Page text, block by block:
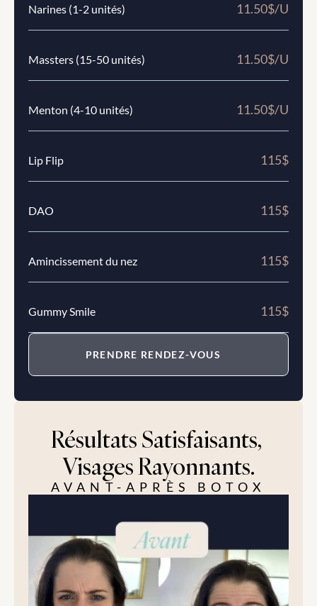
Narines (1-2 unités) 11.50$/U
Massters (15-50 unités) 11.50$/U
Menton (4-10 unités) 11.50$/U
Lip Flip 115$
DAO 115$
Amincissement du nez 115$
Gummy Smile 115$
PRENDRE RENDEZ-VOUS
Résultats Satisfaisants,
Visages Rayonnants.
AVANT-APRÈS BOTOX